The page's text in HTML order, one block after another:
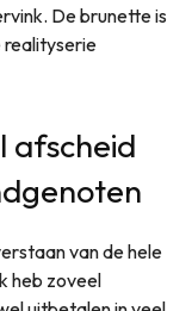
De brunette is
realityserie
afscheid
van de hele
heb zoveel